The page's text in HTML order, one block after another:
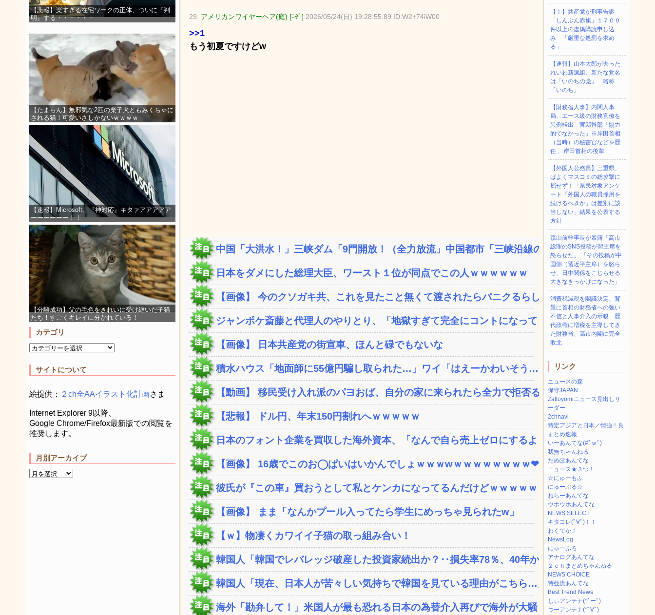
【悲報】楽すぎる在宅ワークの正体、ついに『判
明』する・・・・・・
【たまらん】無邪気な2匹の柴子犬ともみくちゃに
される猫！可愛いさしかないｗｗｗｗ
【速報】Microsoft、『神対応』キタァアアアアア
ーーーーーー！！
【分離成功】父の毛色をきれいに受け継いだ子猫
たち！すごくキレイに分かれている！
カテゴリ
サイトについて
絵提供： ２ch全AAイラスト化計画さま
Internet Explorer 9以降、
Google Chrome/Firefox最新版での閲覧を
推奨します。
月別アーカイブ
29: アメリカンワイヤーヘア(庭) [ﾆﾀﾞ] 2026/05/24(日) 19:28:55.89 ID:W2+74iW00
>>1
もう初夏ですけどw
中国「大洪水！」三峡ダム「9門開放！（全力放流」中国都市「三峡沿線の道...
日本をダメにした総理大臣、ワースト１位が同点でこの人ｗｗｗｗｗｗ
【画像】 今のクソガキ共、これを見たこと無くて渡されたらパニクるらしい...
ジャンポケ斎藤と代理人のやりとり、「地獄すぎて完全にコントになってる…...
【画像】 日本共産党の街宣車、ほんと碌でもないな
積水ハウス「地面師に55億円騙し取られた…」ワイ「はえーかわいそう…会...
【動画】 移民受け入れ派のパヨおば、自分の家に来られたら全力で拒否るｗ...
【悲報】 ドル円、年末150円割れへｗｗｗｗｗ
日本のフォント企業を買収した海外資本、「なんで自ら売上ゼロにするような...
【画像】 16歳でこのお◯ぱいはいかんでしょｗｗｗwｗｗｗｗｗｗｗｗ❤
彼氏が『この車』買おうとして私とケンカになってるんだけどｗｗｗｗｗｗ
【画像】 まま「なんかプール入ってたら学生にめっちゃ見られたw」
【ｗ】物凄くカワイイ子猫の取っ組み合い！
韓国人「韓国でレバレッジ破産した投資家続出か？‥損失率78％、40年か...
韓国人「現在、日本人が苦々しい気持ちで韓国を見ている理由がこちら…」→...
海外「勘弁して！」米国人が最も恐れる日本の為替介入再びで海外が大騒ぎ
【！】共産党が刑事告訴
「しんぶん赤旗」１７００
件以上の虚偽購読申し込
み 「厳重な処罰を求め
る」
【速報】山本太郎が去った
れいわ新選組、新たな党名
は「いのちの党」 略称
「いのち」
【財務省人事】内閣人事
局、エース級の財務官僚を
異例転出 官邸幹部「協力
的でなかった」※岸田首相
（当時）の秘書官などを歴
任 、岸田首相の後輩
【外国人公務員】三重県、
ぱよくマスコミの総攻撃に
屈せず！「県民対象アンケ
ート『外国人の職員採用を
続けるべきか』は差別に該
当しない」結果を公表する
方針
森山前幹事長が暴露「高市
総理のSNS投稿が習主席を
怒らせた」 「その投稿が中
国側（習近平主席）を怒ら
せ、日中関係をこじらせる
大きなきっかけになった」
消費税減税を閣議決定、背
景に首相の財務省への強い
不信と人事介入の示唆 歴
代政権に増税を主導してき
た財務省、高市内閣に完全
敗北
リンク
ニュースの森
保守JAPAN
Zattoyomiニュース見出しリ
ーダー
2chnavi
特定アジアと日本／情強！良
まとめ速報
いーあんてな(#ﾟｗﾟ)
我無ちゃんねる
だめぽあんてな
ニュース★３つ！
☆にゅーもふ
にゅーぷる☆
ねらーあんてな
ウホウホあんてな
NEWS SELECT
キタコレ(ﾟ∀ﾟ)！！
わくてか！
NewsLog
にゅーぷろ
アナログあんてな
２ｃｈまとめちゃんねる
NEWS CHOICE
特亜流あんてな
Best Trend News
しぃアンテナ(*ﾟーﾟ)
つーアンテナ(*ﾟ∀ﾟ)